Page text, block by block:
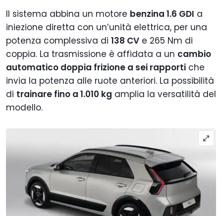
Il sistema abbina un motore benzina 1.6 GDI a
iniezione diretta con un’unità elettrica, per una
potenza complessiva di 138 CV e 265 Nm di
coppia. La trasmissione è affidata a un cambio
automatico doppia frizione a sei rapporti che
invia la potenza alle ruote anteriori. La possibilità
di trainare fino a 1.010 kg amplia la versatilità del
modello.